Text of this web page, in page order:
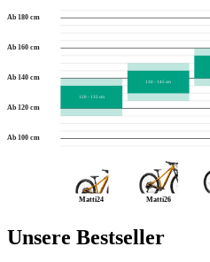
Ab 100 cm
Ab 120 cm
Ab 140 cm
Ab 160 cm
Ab 180 cm
Matti24 Matti26
120 - 135 cm
130 - 145 cm
Unsere Bestseller